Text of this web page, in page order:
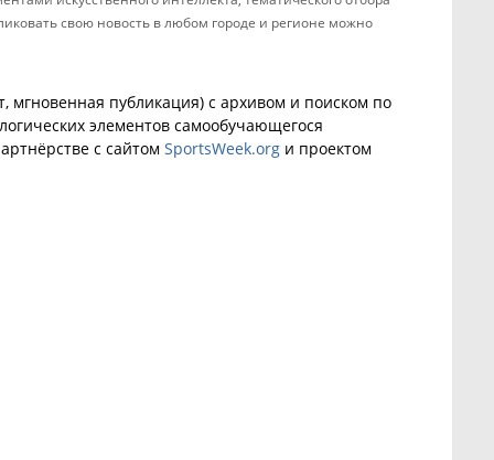
свою новость в любом городе и регионе можно
публикация) с архивом и поиском по
элементов самообучающегося
с сайтом SportsWeek.org и проектом